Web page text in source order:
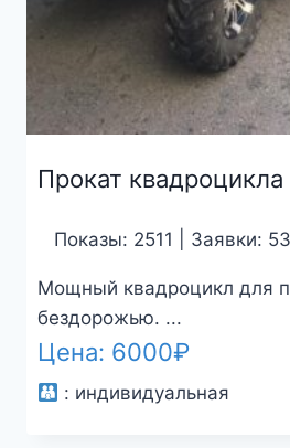
Прокат квадроцикла
Показы: 2511 | Заявки: 53
Мощный квадроцикл для
бездорожью. ...
Цена: 6000₽
: индивидуальная